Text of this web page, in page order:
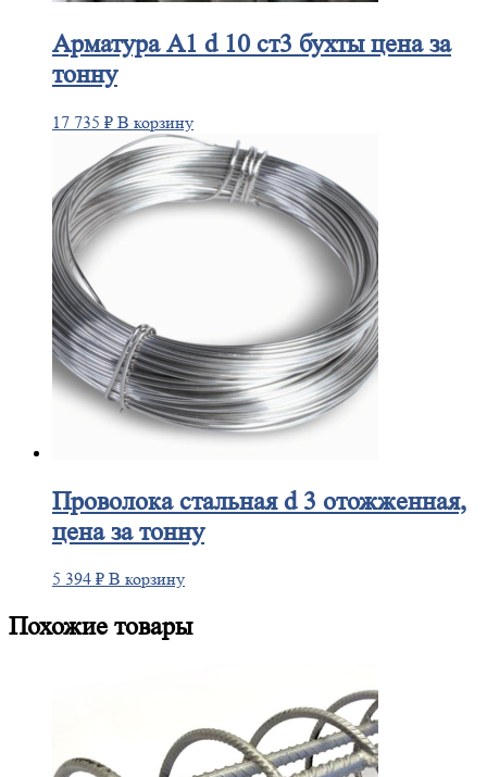
АрматураА1 d 10 ст3 бухты цена за
тонну
17 735 ₽ В корзину
Проволокастальная d 3 отожженная,
цена за тонну
5 394 ₽ В корзину
Похожие товары